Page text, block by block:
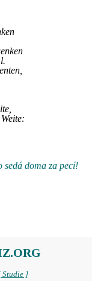
doma za pecí!
Studie ]